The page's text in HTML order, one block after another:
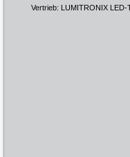
Vertrieb: LUMITRONIX LED-